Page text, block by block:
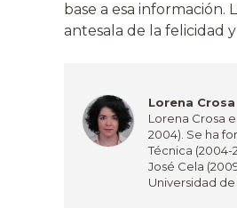
base a esa
antesala de la felicidad
Lorena Crosa
Lorena Crosa
2004). Se ha
Técnica
José Cela
Universidad de